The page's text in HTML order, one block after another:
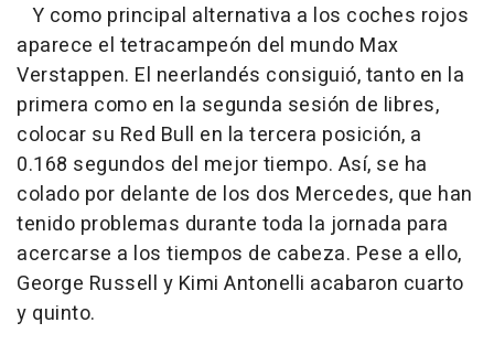
Y como principal alternativa a los coches rojos
aparece el tetracampeón del mundo Max
Verstappen. El neerlandés consiguió, tanto en la
primera como en la segunda sesión de libres,
colocar su Red Bull en la tercera posición, a
0.168 segundos del mejor tiempo. Así, se ha
colado por delante de los dos Mercedes, que han
tenido problemas durante toda la jornada para
acercarse a los tiempos de cabeza. Pese a ello,
George Russell y Kimi Antonelli acabaron cuarto
y quinto.